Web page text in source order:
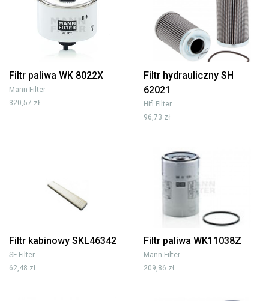
Filtr paliwa WK 8022X
Mann Filter
320,57 zł
Filtr hydrauliczny SH
62021
Hifi Filter
96,73 zł
Filtr kabinowy SKL46342
SF Filter
62,48 zł
Filtr paliwa WK11038Z
Mann Filter
209,86 zł